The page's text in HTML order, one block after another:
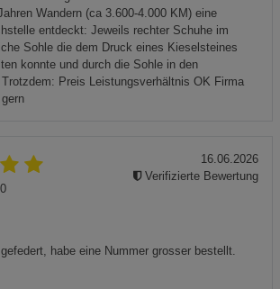
Wandern (ca 3.600-4.000 KM) eine
entdeckt: Jeweils rechter Schuhe im
Sohle die dem Druck eines Kieselsteines
konnte und durch die Sohle in den
Preis Leistungsverhältnis OK Firma
habe eine Nummer grosser bestellt.
16.06.2026
Verifizierte Bewertung